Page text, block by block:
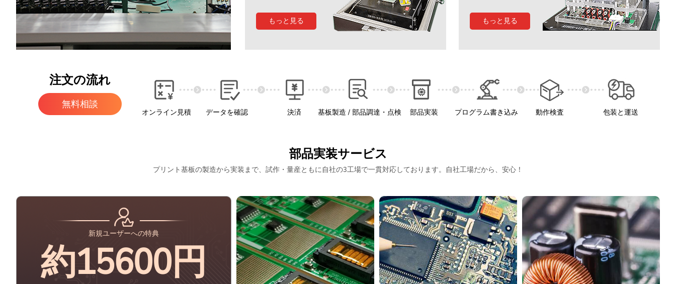
もっと見る もっと見る
注文の流れ
無料相談
オンライン見積 データを確認 決済 基板製造 / 部品調達・点検 部品実装 プログラム書き込み 動作検査 包装と運送
部品実装サービス
プリント基板の製造から実装まで、試作・量産ともに自社の3工場で一貫対応しております。自社工場だから、安心！
新規ユーザーへの特典
約15600円